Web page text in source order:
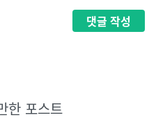
댓글 작성
한 포스트